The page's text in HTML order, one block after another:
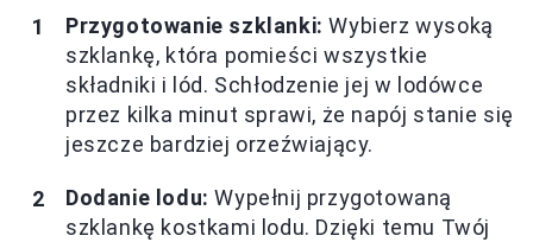
Przygotowanie szklanki: Wybierz wysoką
szklankę, która pomieści wszystkie
składniki i lód. Schłodzenie jej w lodówce
przez kilka minut sprawi, że napój stanie się
jeszcze bardziej orzeźwiający.
Dodanie lodu: Wypełnij przygotowaną
szklankę kostkami lodu. Dzięki temu Twój